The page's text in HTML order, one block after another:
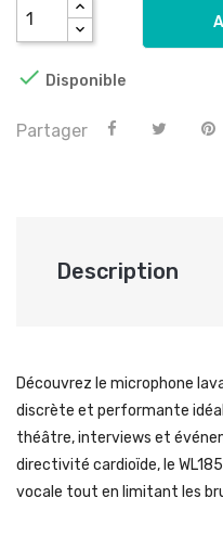
 Disponible
Partager
Description
Découvrez le microphone
discrète et performante
théâtre, interviews et
directivité cardioïde, le
vocale tout en limitant les